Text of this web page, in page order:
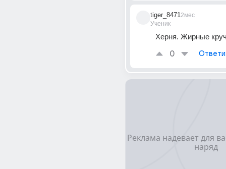
tiger_8471
Ученик
2мес
Херня. Жирные
0